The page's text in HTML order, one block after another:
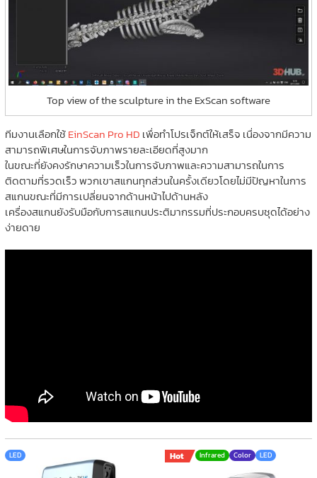
Top view of the sculpture in the ExScan software
ทีมงานเลือกใช้EinScan Pro HD เพื่อทำโปรเจ็กต์ให้เสร็จ เนื่องจากมีความ
สามารถพิเศษในการจับภาพรายละเอียดที่สูงมาก
ในขณะที่ยังคงรักษาความเร็วในการจับภาพและความสามารถในการ
ติดตามที่รวดเร็ว พวกเขาสแกนทุกส่วนในครั้งเดียวโดยไม่มีปัญหาในการ
สแกนขณะที่มีการเปลี่ยนจากด้านหน้าไปด้านหลัง
เครื่องสแกนยังรับมือกับการสแกนประติมากรรมที่ประกอบครบชุดได้อย่าง
ง่ายดาย
LED Hot Infrared Color LED